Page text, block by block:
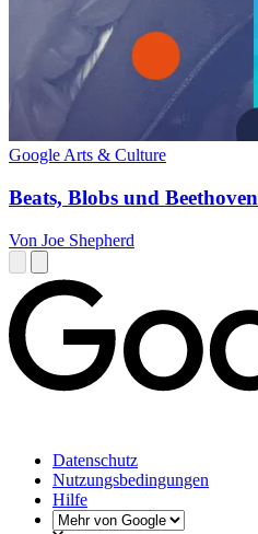
Google Arts & Culture
Beats, Blobs und Beethoven
Von Joe Shepherd
Datenschutz
Nutzungsbedingungen
Hilfe